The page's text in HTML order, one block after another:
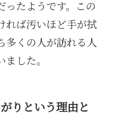
ったようです。この
れば汚いほど手が拭
多くの人が訪れる人
した。
りという理由と